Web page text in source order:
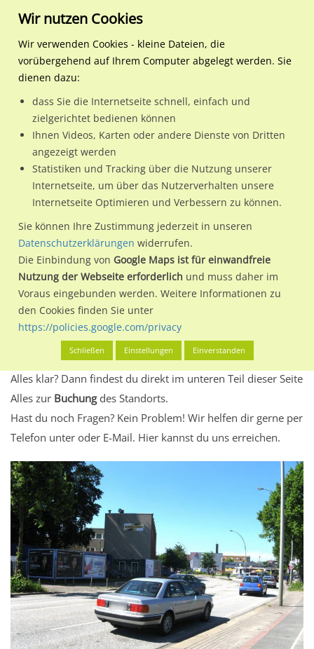
Regionale Plakatwerbung Hamburg
Hamburg, Freie und
Billwerder Steindamm
Nutze günstige Werbemöglichkeiten am Standort Billwerder
Steindamm 10 li. querim Ortsteil Hammerbrook)in
Hamburg, Freie und Hansestadt.
Wir erheben für jede unserer Werbeflächen individuelle und
aktuelleStandortinformationenund Leistungswerte. Damit
kannst du dich schon vor der Buchung im Detail über den
Standort, seine Reichweite und Werbewirkung sowie
eventuelle Beschränkungen in den zugelassenen
Werbeinhalten informieren.
Alles klar? Dann findest du direkt im unteren Teil dieser Seite
Alles zur Buchungdes Standorts.
Hast du noch Fragen? Kein Problem! Wir helfen dir gerne per
Telefon unter oder E-Mail. Hier kannst du uns erreichen.
Wir nutzen Cookies
Wir verwenden Cookies - kleine Dateien, die
vorübergehend auf Ihrem Computer abgelegt werden. Sie
dienen dazu:
dass Sie die Internetseite schnell, einfach und
zielgerichtet bedienen können
Ihnen Videos, Karten oder andere Dienste von Dritten
angezeigt werden
Statistiken und Tracking über die Nutzung unserer
Internetseite, um über das Nutzerverhalten unsere
Internetseite Optimieren und Verbessern zu können.
Sie können Ihre Zustimmung jederzeit in unseren
Datenschutzerklärungen widerrufen.
Die Einbindung von Google Maps ist für einwandfreie
Nutzung der Webseite erforderlich und muss daher im
Voraus eingebunden werden. Weitere Informationen zu
den Cookies finden Sie unter
https://policies.google.com/privacy
Schließen Einstellungen Einverstanden